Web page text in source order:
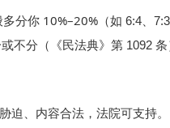
多分你 10%–20% （如 6:4、7:3
不分 （《民法典》第 1092 条
迫、内容合法 ，法院可支持。